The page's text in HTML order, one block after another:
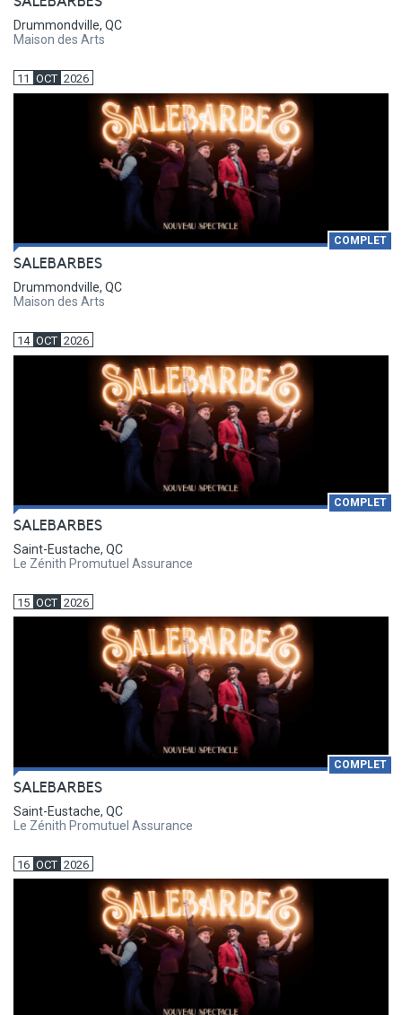
Drummondville, QC
Maison des Arts
11 OCT 2026
COMPLET
SALEBARBES
Drummondville, QC
Maison des Arts
14 OCT 2026
COMPLET
SALEBARBES
Saint-Eustache, QC
Le Zénith Promutuel Assurance
15 OCT 2026
COMPLET
SALEBARBES
Saint-Eustache, QC
Le Zénith Promutuel Assurance
16 OCT 2026